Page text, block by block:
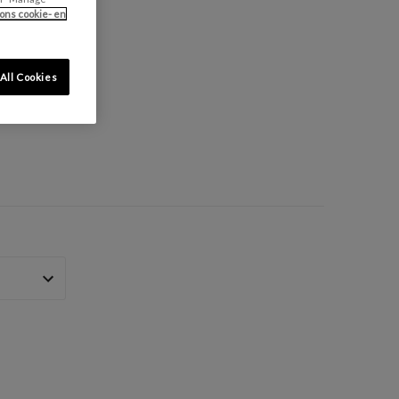
cookie- en
Cookies